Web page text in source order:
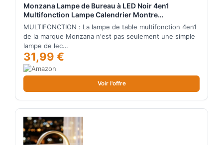
Monzana Lampe de Bureau à LED Noir 4en1
Multifonction Lampe Calendrier Montre
thermomètre Maison Lampe de Table Salon
luminaire
MULTIFONCTION : La lampe de table multifonction 4en1
de la marque Monzana n'est pas seulement une simple
lampe de lec…
31,99 €
Voir l'offre